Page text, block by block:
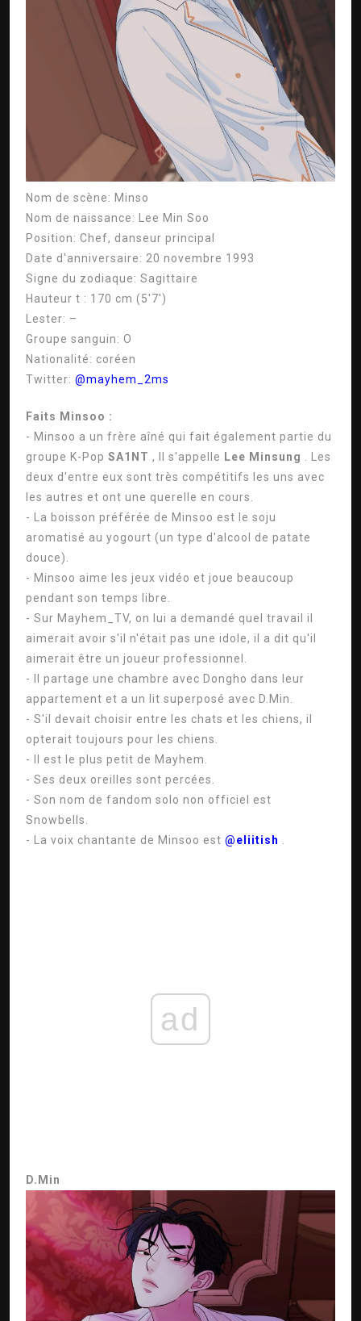
Nom de scène: Minso
Nom de naissance:
Lee Min Soo
Position: Chef, danseur principal
Date d'anniversaire: 20 novembre 1993
Signe du zodiaque: Sagittaire
Hauteur t : 170 cm (5'7')
Lester: –
Groupe sanguin: O
Nationalité: coréen
Twitter: @mayhem_2ms
Faits Minsoo :
- Minsoo a un frère aîné qui fait également partie du
groupe K-Pop SA1NT , Il s'appelle Lee Minsung
. Les
deux d'entre eux sont très compétitifs les uns avec
les autres et ont une querelle en cours.
- La boisson préférée de Minsoo est le soju
aromatisé au yogourt (un type d'alcool de patate
douce).
- Minsoo aime les jeux vidéo et joue beaucoup
pendant son temps libre.
- Sur Mayhem_TV, on lui a demandé quel travail il
aimerait avoir s'il n'était pas une idole, il a dit qu'il
aimerait être un joueur professionnel.
- Il partage une chambre avec Dongho dans leur
appartement et a un lit superposé avec D.Min.
- S'il devait choisir entre les chats et les chiens, il
opterait toujours pour les chiens.
- Il est le plus petit de Mayhem.
- Ses deux oreilles sont percées.
- Son nom de fandom solo non officiel est
Snowbells.
- La voix chantante de Minsoo est @eliitish
ad
D.Min